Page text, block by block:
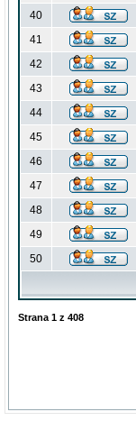
40
41
42
43
44
45
46
47
48
49
50
Strana 1 z 408